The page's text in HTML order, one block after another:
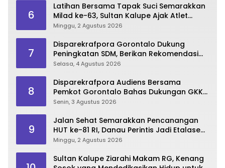
6
Latihan Bersama Tapak Suci Semarakkan
Milad ke-63, Sultan Kalupe Ajak Atlet
Lestarikan Budaya Bela Diri
Minggu, 2 Agustus 2026
7
Disparekrafpora Gorontalo Dukung
Peningkatan SDM, Berikan Rekomendasi
Studi S3 bagi Pegawai
Selasa, 4 Agustus 2026
8
Disparekrafpora Audiens Bersama
Pemkot Gorontalo Bahas Dukungan GKK
2026
Senin, 3 Agustus 2026
9
Jalan Sehat Semarakkan Pencanangan
HUT ke-81 RI, Danau Perintis Jadi Etalase
Wisata Gorontalo
Minggu, 2 Agustus 2026
Sultan Kalupe Ziarahi Makam RG, Kenang